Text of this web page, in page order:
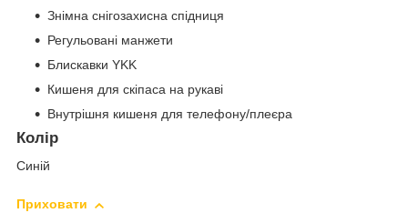
Знімна снігозахисна спідниця
Регульовані манжети
Блискавки YKK
Кишеня для скіпаса на рукаві
Внутрішня кишеня для телефону/плеєра
Колір
Синій
Приховати